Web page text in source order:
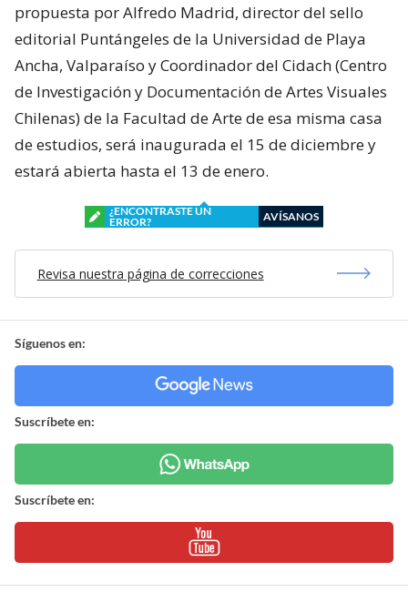
propuesta por Alfredo Madrid, director del sello
editorial Puntángeles de la Universidad de Playa
Ancha, Valparaíso y Coordinador del Cidach (Centro
de Investigación y Documentación de Artes Visuales
Chilenas) de la Facultad de Arte de esa misma casa
de estudios, será inaugurada el 15 de diciembre y
estará abierta hasta el 13 de enero.
¿ENCONTRASTE UN
ERROR?
AVÍSANOS
Revisa nuestra página de correcciones
Síguenos en:
Suscríbete en:
Suscríbete en: